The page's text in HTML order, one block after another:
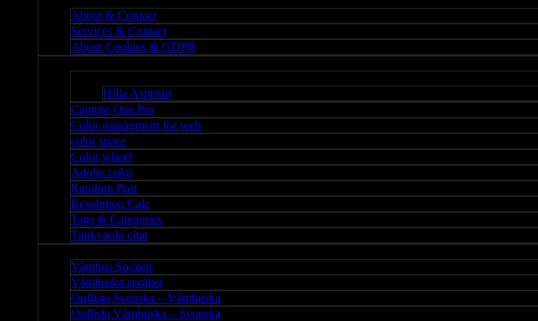
About & Contact
Services & Contact
About Cookies & GDPR
Hilla Aspman
Capture One Pro
Color managment for web
color space
Color wheel
Adobe color
Random Post
Resolution Calc
Tags & Categories
Tänkvärda citat
Våmhus Socken
Våmhuska språket
Ordlista Svenska – Våmhuska
Ordlista Våmhuska – Svenska